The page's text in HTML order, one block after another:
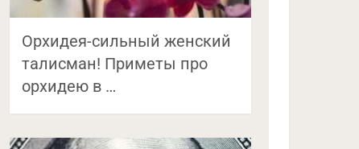
Орхидея-сильный женский
талисман! Приметы про
орхидею в …